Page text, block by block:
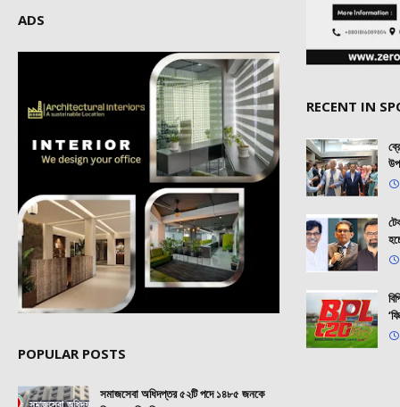
ADS
POPULAR POSTS
সমাজসেবা অধিদপ্তর ৫২টি পদে ১৪৮৫ জনকে
RECENT IN